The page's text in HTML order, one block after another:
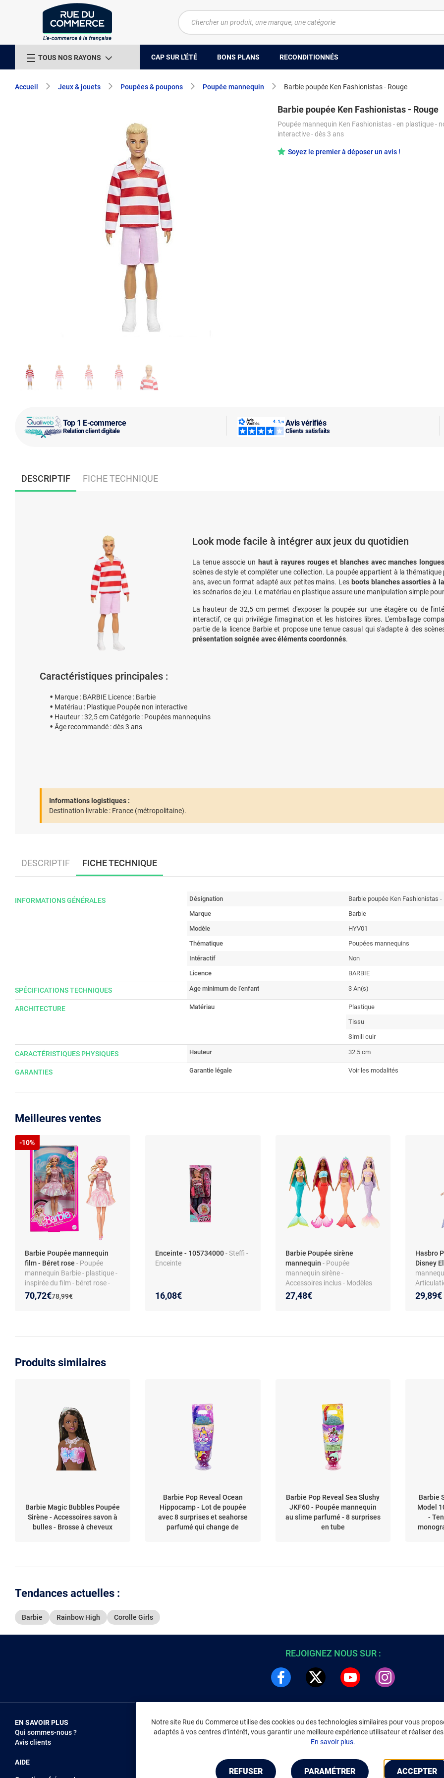
TOUS NOS RAYONS CAP SUR L'ÉTÉ BONS PLANS RECONDITIONNÉS
Accueil Jeux & jouets Poupées & poupons Poupée mannequin Barbie poupée Ken Fashionistas - Rouge
Top 1 E-commerce
Relation client digitale
Avis vérifiés
Clients satisfaits
Barbie poupée Ken Fashionistas - Rouge
Poupée mannequin Ken Fashionistas - en plastique -
interactive - dès 3 ans
Soyez le premier à déposer un avis !
DESCRIPTIF FICHE TECHNIQUE
Look mode facile à intégrer aux jeux du quotidien
La tenue associe un haut à rayures rouges et blanches avec manches longues
scènes de style et compléter une collection. La poupée appartient à la thématique
ans, avec un format adapté aux petites mains. Les boots blanches assorties à
les scénarios de jeu. Le matériau en plastique assure une manipulation simple
La hauteur de 32,5 cm permet d'exposer la poupée sur une étagère ou de
interactif, ce qui privilégie l'imagination et les histoires libres. L'emballage
partie de la licence Barbie et propose une tenue casual qui s'adapte à des
présentation soignée avec éléments coordonnés.
Caractéristiques principales :
Marque : BARBIE Licence : Barbie
Matériau : Plastique Poupée non interactive
Hauteur : 32,5 cm Catégorie : Poupées mannequins
Âge recommandé : dès 3 ans
Informations logistiques :
Destination livrable : France (métropolitaine).
DESCRIPTIF FICHE TECHNIQUE
INFORMATIONS GÉNÉRALES Désignation
Barbie poupée Ken Fashionistas -
Marque
Barbie
Modèle
HYV01
Thématique
Poupées mannequins
Intéractif
Non
Licence
BARBIE
SPÉCIFICATIONS TECHNIQUES Age minimum de l'enfant 3 An(s)
ARCHITECTURE Matériau
Plastique
Tissu
Simili cuir
CARACTÉRISTIQUES PHYSIQUES Hauteur 32.5 cm
GARANTIES Garantie légale Voir les modalités
Meilleures ventes
Barbie Poupée mannequin
film - Béret rose - Poupée
mannequin Barbie - plastique -
inspirée du film - béret rose -
dès 6 ansAncien prix :
78,99€
Nouveau prix :
70,72€
Réduction de :
-10%
Enceinte - 105734000- Steffi -
Enceinte
16,08€
Barbie Poupée sirène
mannequin - Poupée
mannequin sirène -
Accessoires inclus - Modèles
assortis - Matière plastique -
Dès 3 ans
27,48€
Hasbro
Disney
jambes -
Neiges
29,89€
Produits similaires
Barbie Magic Bubbles Poupée
Sirène - Accessoires savon à
bulles - Brosse à cheveux
Barbie Pop Reveal Ocean
Hippocamp - Lot de poupée
avec 8 surprises et seahorse
parfumé qui change de
Barbie Pop Reveal Sea Slushy
JKF60 - Poupée mannequin
au slime parfumé - 8 surprises
en tube
Barbie
Model
-
Tendances actuelles :
Barbie Rainbow High Corolle Girls
Notre site Rue du Commerce utilise des cookies ou des technologies similaires pour vous
adaptés à vos centres d’intérêt, vous garantir une meilleure expérience utilisateur et réaliser
En savoir plus.
REFUSER PARAMÉTRER ACCEPTER
REJOIGNEZ NOUS SUR :
EN SAVOIR PLUS
Qui sommes-nous ?
Avis clients
AIDE
NOUS REJOINDRE
Vendez sur RDC
INFORMATIONS LÉGALES
Environnement
CGV/CGU Marketplace
Gérer mes cookies
Mentions légales